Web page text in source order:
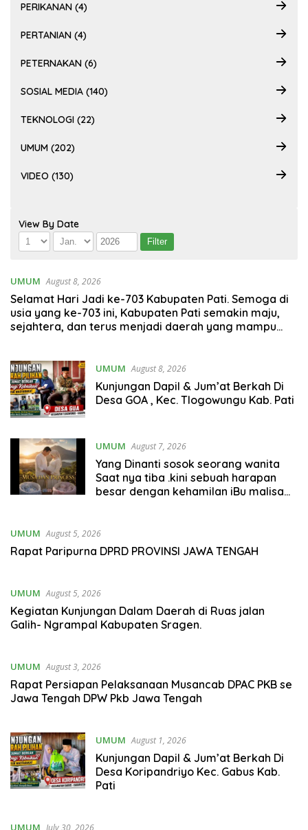
PERIKANAN (4)
PERTANIAN (4)
PETERNAKAN (6)
SOSIAL MEDIA (140)
TEKNOLOGI (22)
UMUM (202)
VIDEO (130)
View By Date
UMUM August 8, 2026
Selamat Hari Jadi ke-703 Kabupaten Pati. Semoga di
usia yang ke-703 ini, Kabupaten Pati semakin maju,
sejahtera, dan terus menjadi daerah yang mampu
telah terjalin semakin kuat demi mewujudkan
pembangunan yang berkelanjutan. Dirgahayu
Kabupaten Pati ke-703. Salam sedulur Pati Selawase.
Facebook
UMUM August 8, 2026
Kunjungan Dapil & Jum’at Berkah Di
Desa GOA , Kec. Tlogowungu Kab. Pati
UMUM August 7, 2026
Yang Dinanti sosok seorang wanita
Saat nya tiba .kini sebuah harapan
besar dengan kehamilan iBu malisa
Musa & Princes.
UMUM August 5, 2026
Rapat Paripurna DPRD PROVINSI JAWA TENGAH
UMUM August 5, 2026
Kegiatan Kunjungan Dalam Daerah di Ruas jalan
Galih- Ngrampal Kabupaten Sragen.
UMUM August 3, 2026
Rapat Persiapan Pelaksanaan Musancab DPAC PKB se
Jawa Tengah DPW Pkb Jawa Tengah
UMUM August 1, 2026
Kunjungan Dapil & Jum’at Berkah Di
Desa Koripandriyo Kec. Gabus Kab.
Pati
UMUM July 30, 2026